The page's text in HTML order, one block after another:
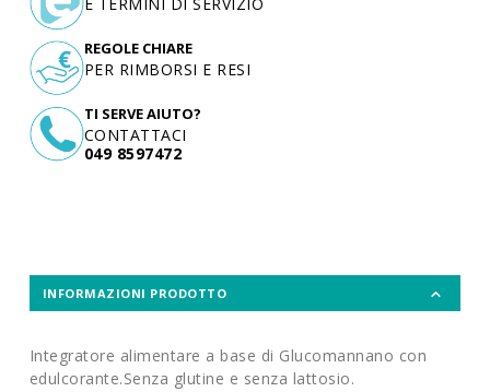
TI SERVE AIUTO?
CONTATTACI
049 8597472
REGOLE CHIARE
PER RIMBORSI E RESI
INFORMAZIONI PRODOTTO
Integratore alimentare a base di Glucomannano con
edulcorante.Senza glutine e senza lattosio.